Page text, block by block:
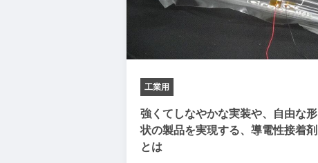
工業用
強くてしなやかな実装や、自由な形
状の製品を実現する、導電性接着剤
とは